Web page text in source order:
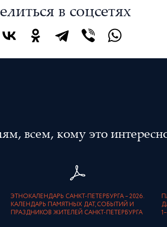
в соцсетях
всем, кому это
ЭТНОКАЛЕНДАРЬ САНКТ-ПЕТЕРБУРГА – 2026.
КАЛЕНДАРЬ ПАМЯТНЫХ ДАТ, СОБЫТИЙ И
ПРАЗДНИКОВ ЖИТЕЛЕЙ САНКТ-ПЕТЕРБУРГА